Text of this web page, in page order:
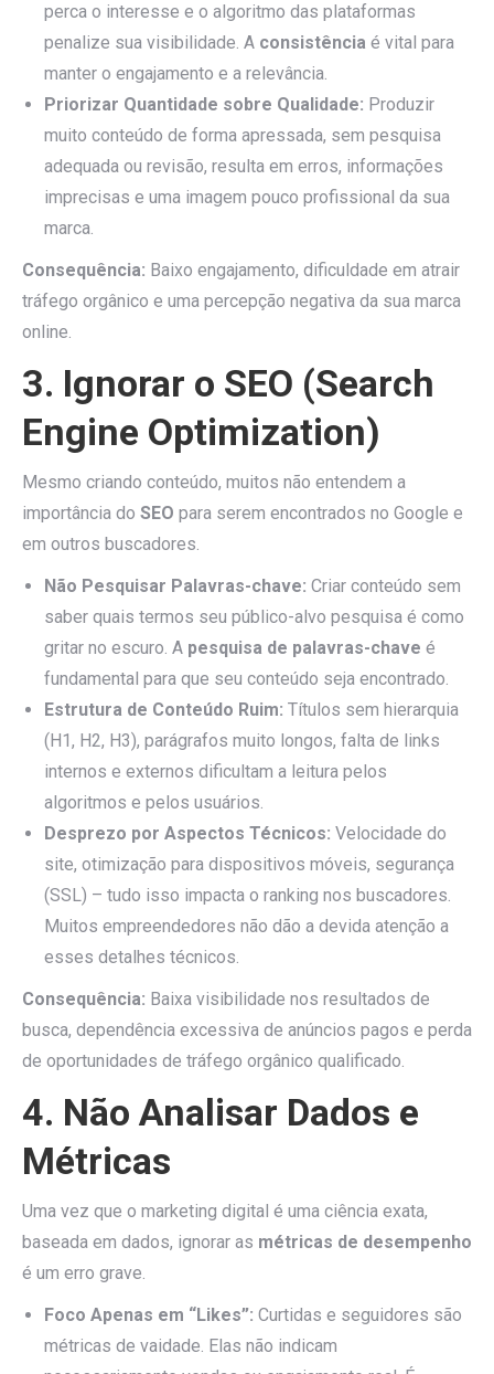
perca o interesse e o algoritmo das plataformas
penalize sua visibilidade. A consistência é vital para
manter o engajamento e a relevância.
Priorizar Quantidade sobre Qualidade: Produzir
muito conteúdo de forma apressada, sem pesquisa
adequada ou revisão, resulta em erros, informações
imprecisas e uma imagem pouco profissional da sua
marca.
Consequência: Baixo engajamento, dificuldade em atrair
tráfego orgânico e uma percepção negativa da sua marca
online.
3. Ignorar o SEO (Search
Engine Optimization)
Mesmo criando conteúdo, muitos não entendem a
importância do SEO para serem encontrados no Google e
em outros buscadores.
Não Pesquisar Palavras-chave: Criar conteúdo sem
saber quais termos seu público-alvo pesquisa é como
gritar no escuro. A pesquisa de palavras-chave é
fundamental para que seu conteúdo seja encontrado.
Estrutura de Conteúdo Ruim: Títulos sem hierarquia
(H1, H2, H3), parágrafos muito longos, falta de links
internos e externos dificultam a leitura pelos
algoritmos e pelos usuários.
Desprezo por Aspectos Técnicos: Velocidade do
site, otimização para dispositivos móveis, segurança
(SSL) – tudo isso impacta o ranking nos buscadores.
Muitos empreendedores não dão a devida atenção a
esses detalhes técnicos.
Consequência: Baixa visibilidade nos resultados de
busca, dependência excessiva de anúncios pagos e perda
de oportunidades de tráfego orgânico qualificado.
4. Não Analisar Dados e
Métricas
Uma vez que o marketing digital é uma ciência exata,
baseada em dados, ignorar as métricas de desempenho
é um erro grave.
Foco Apenas em “Likes”: Curtidas e seguidores são
métricas de vaidade. Elas não indicam